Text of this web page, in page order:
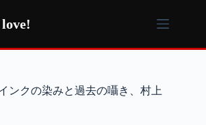
ンクの染みと過去の囁き、村上